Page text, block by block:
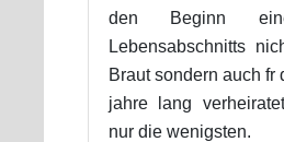
den Beginn
Lebensabschnitts
Braut sondern auch fr
jahre lang
nur die wenigsten.